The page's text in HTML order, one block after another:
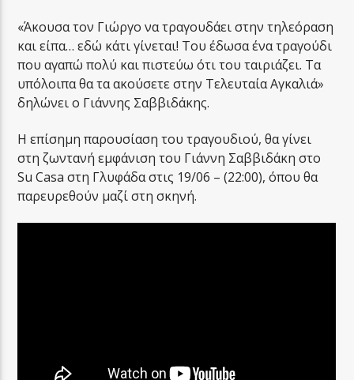
«Άκουσα τον Γιώργο να τραγουδάει στην τηλεόραση
και είπα… εδώ κάτι γίνεται! Του έδωσα ένα τραγούδι
που αγαπώ πολύ και πιστεύω ότι του ταιριάζει. Τα
υπόλοιπα θα τα ακούσετε στην Τελευταία Αγκαλιά»
δηλώνει ο Γιάννης Σαββιδάκης.
Η επίσημη παρουσίαση του τραγουδιού, θα γίνει
στη ζωντανή εμφάνιση του Γιάννη Σαββιδάκη στο
Su Casa στη Γλυφάδα στις 19/06 – (22:00), όπου θα
παρευρεθούν μαζί στη σκηνή.